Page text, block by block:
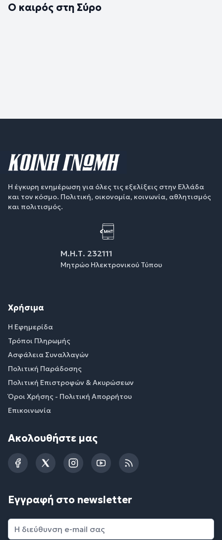
Ο καιρός στη Σύρο
Η έγκυρη ενημέρωση για όλες τις εξελίξεις στην Ελλάδα
και τον κόσμο. Πολιτική, οικονομία, κοινωνία, αθλητισμός
και πολιτισμός.
Μ.Η.Τ. 232111
Μητρώο Ηλεκτρονικού Τύπου
Χρήσιμα
Η Εφημερίδα
Τρόποι Πληρωμής
Ασφάλεια Συναλλαγών
Πολιτική Παράδοσης
Πολιτική Επιστροφών & Ακυρώσεων
Όροι Χρήσης - Πολιτική Απορρήτου
Επικοινωνία
Ακολουθήστε μας
FacebookTwitterInstagramYouTubeRSS
Εγγραφή στο newsletter